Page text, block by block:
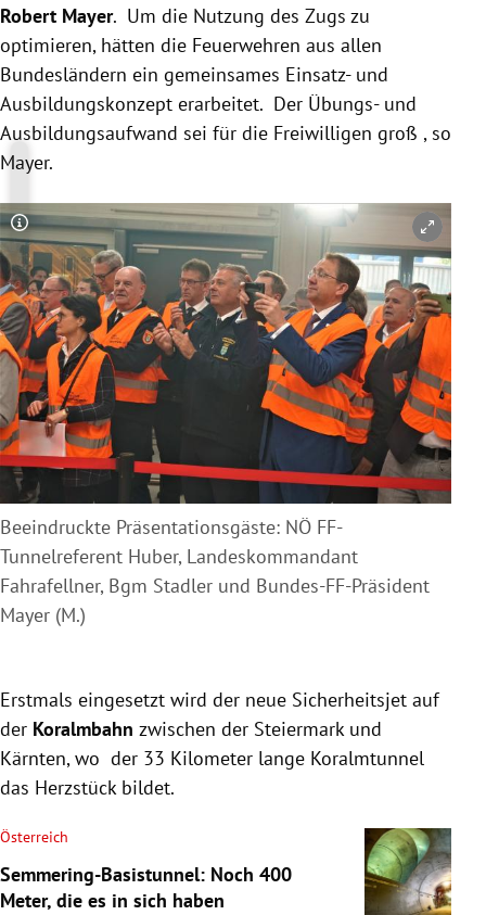
Robert Mayer. Um die Nutzung des Zugs zu
optimieren, hätten die Feuerwehren aus allen
Bundesländern ein gemeinsames Einsatz- und
Ausbildungskonzept erarbeitet. Der Übungs- und
Ausbildungsaufwand sei für die Freiwilligen groß , so
Mayer.
Copyright-Hinweis öffnen/schließen
Beeindruckte Präsentationsgäste: NÖ FF-
Tunnelreferent Huber, Landeskommandant
Fahrafellner, Bgm Stadler und Bundes-FF-Präsident
Mayer (M.)
Erstmals eingesetzt wird der neue Sicherheitsjet auf
der Koralmbahn zwischen der Steiermark und
Kärnten, wo der 33 Kilometer lange Koralmtunnel
das Herzstück bildet.
Österreich
Semmering-Basistunnel: Noch 400
Meter, die es in sich haben